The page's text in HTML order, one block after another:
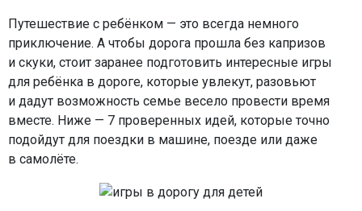
Путешествие с ребёнком — это всегда немного
приключение. А чтобы дорога прошла без капризов
и скуки, стоит заранее подготовить интересные игры
для ребёнка в дороге, которые увлекут, разовьют
и дадут возможность семье весело провести время
вместе. Ниже — 7 проверенных идей, которые точно
подойдут для поездки в машине, поезде или даже
в самолёте.